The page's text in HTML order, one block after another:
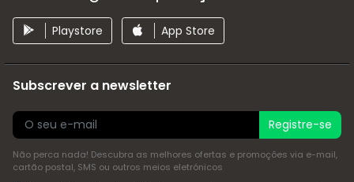
Playstore App Store
Subscrever a newsletter
Registre-se
Não perca nada! Descubra as melhores ofertas e promoções via e-mail,
cartão postal, SMS ou outros meios eletrónicos